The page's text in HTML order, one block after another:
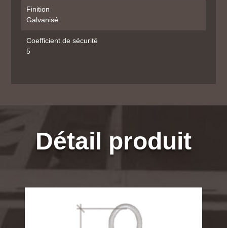
Finition
Galvanisé
Coefficient de sécurité
5
Détail produit